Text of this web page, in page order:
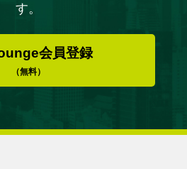
す。
会員登録
（無料）